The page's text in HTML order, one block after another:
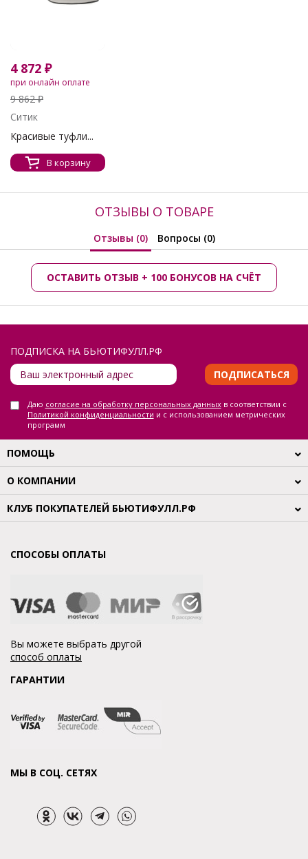
4 872 ₽
при онлайн оплате
9 862 ₽
Ситик
Красивые туфли...
В корзину
ОТЗЫВЫ О ТОВАРЕ
Отзывы (0) Вопросы (0)
ОСТАВИТЬ ОТЗЫВ + 100 БОНУСОВ НА СЧЁТ
ПОДПИСКА НА БЬЮТИФУЛЛ.РФ
ПОДПИСАТЬСЯ
Даю согласие на обработку персональных данныхв соответствии с
Политикой конфиденциальности и с использованием метрических
программ
ПОМОЩЬ
О КОМПАНИИ
КЛУБ ПОКУПАТЕЛЕЙ БЬЮТИФУЛЛ.РФ
СПОСОБЫ ОПЛАТЫ
Вы можете выбрать другой
способ оплаты
ГАРАНТИИ
МЫ В СОЦ. СЕТЯХ